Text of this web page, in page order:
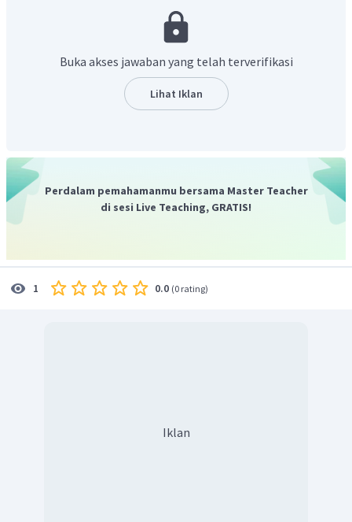
jarak sebenarnya
=
=
=
380 km
Jadi, panjang jalan yang sesungguhnya adalah
Buka akses jawaban yang telah terverifikasi
Lihat Iklan
Perdalam pemahamanmu bersama Master Teacher
di sesi Live Teaching, GRATIS!
1 0.0 (0 rating)
Iklan